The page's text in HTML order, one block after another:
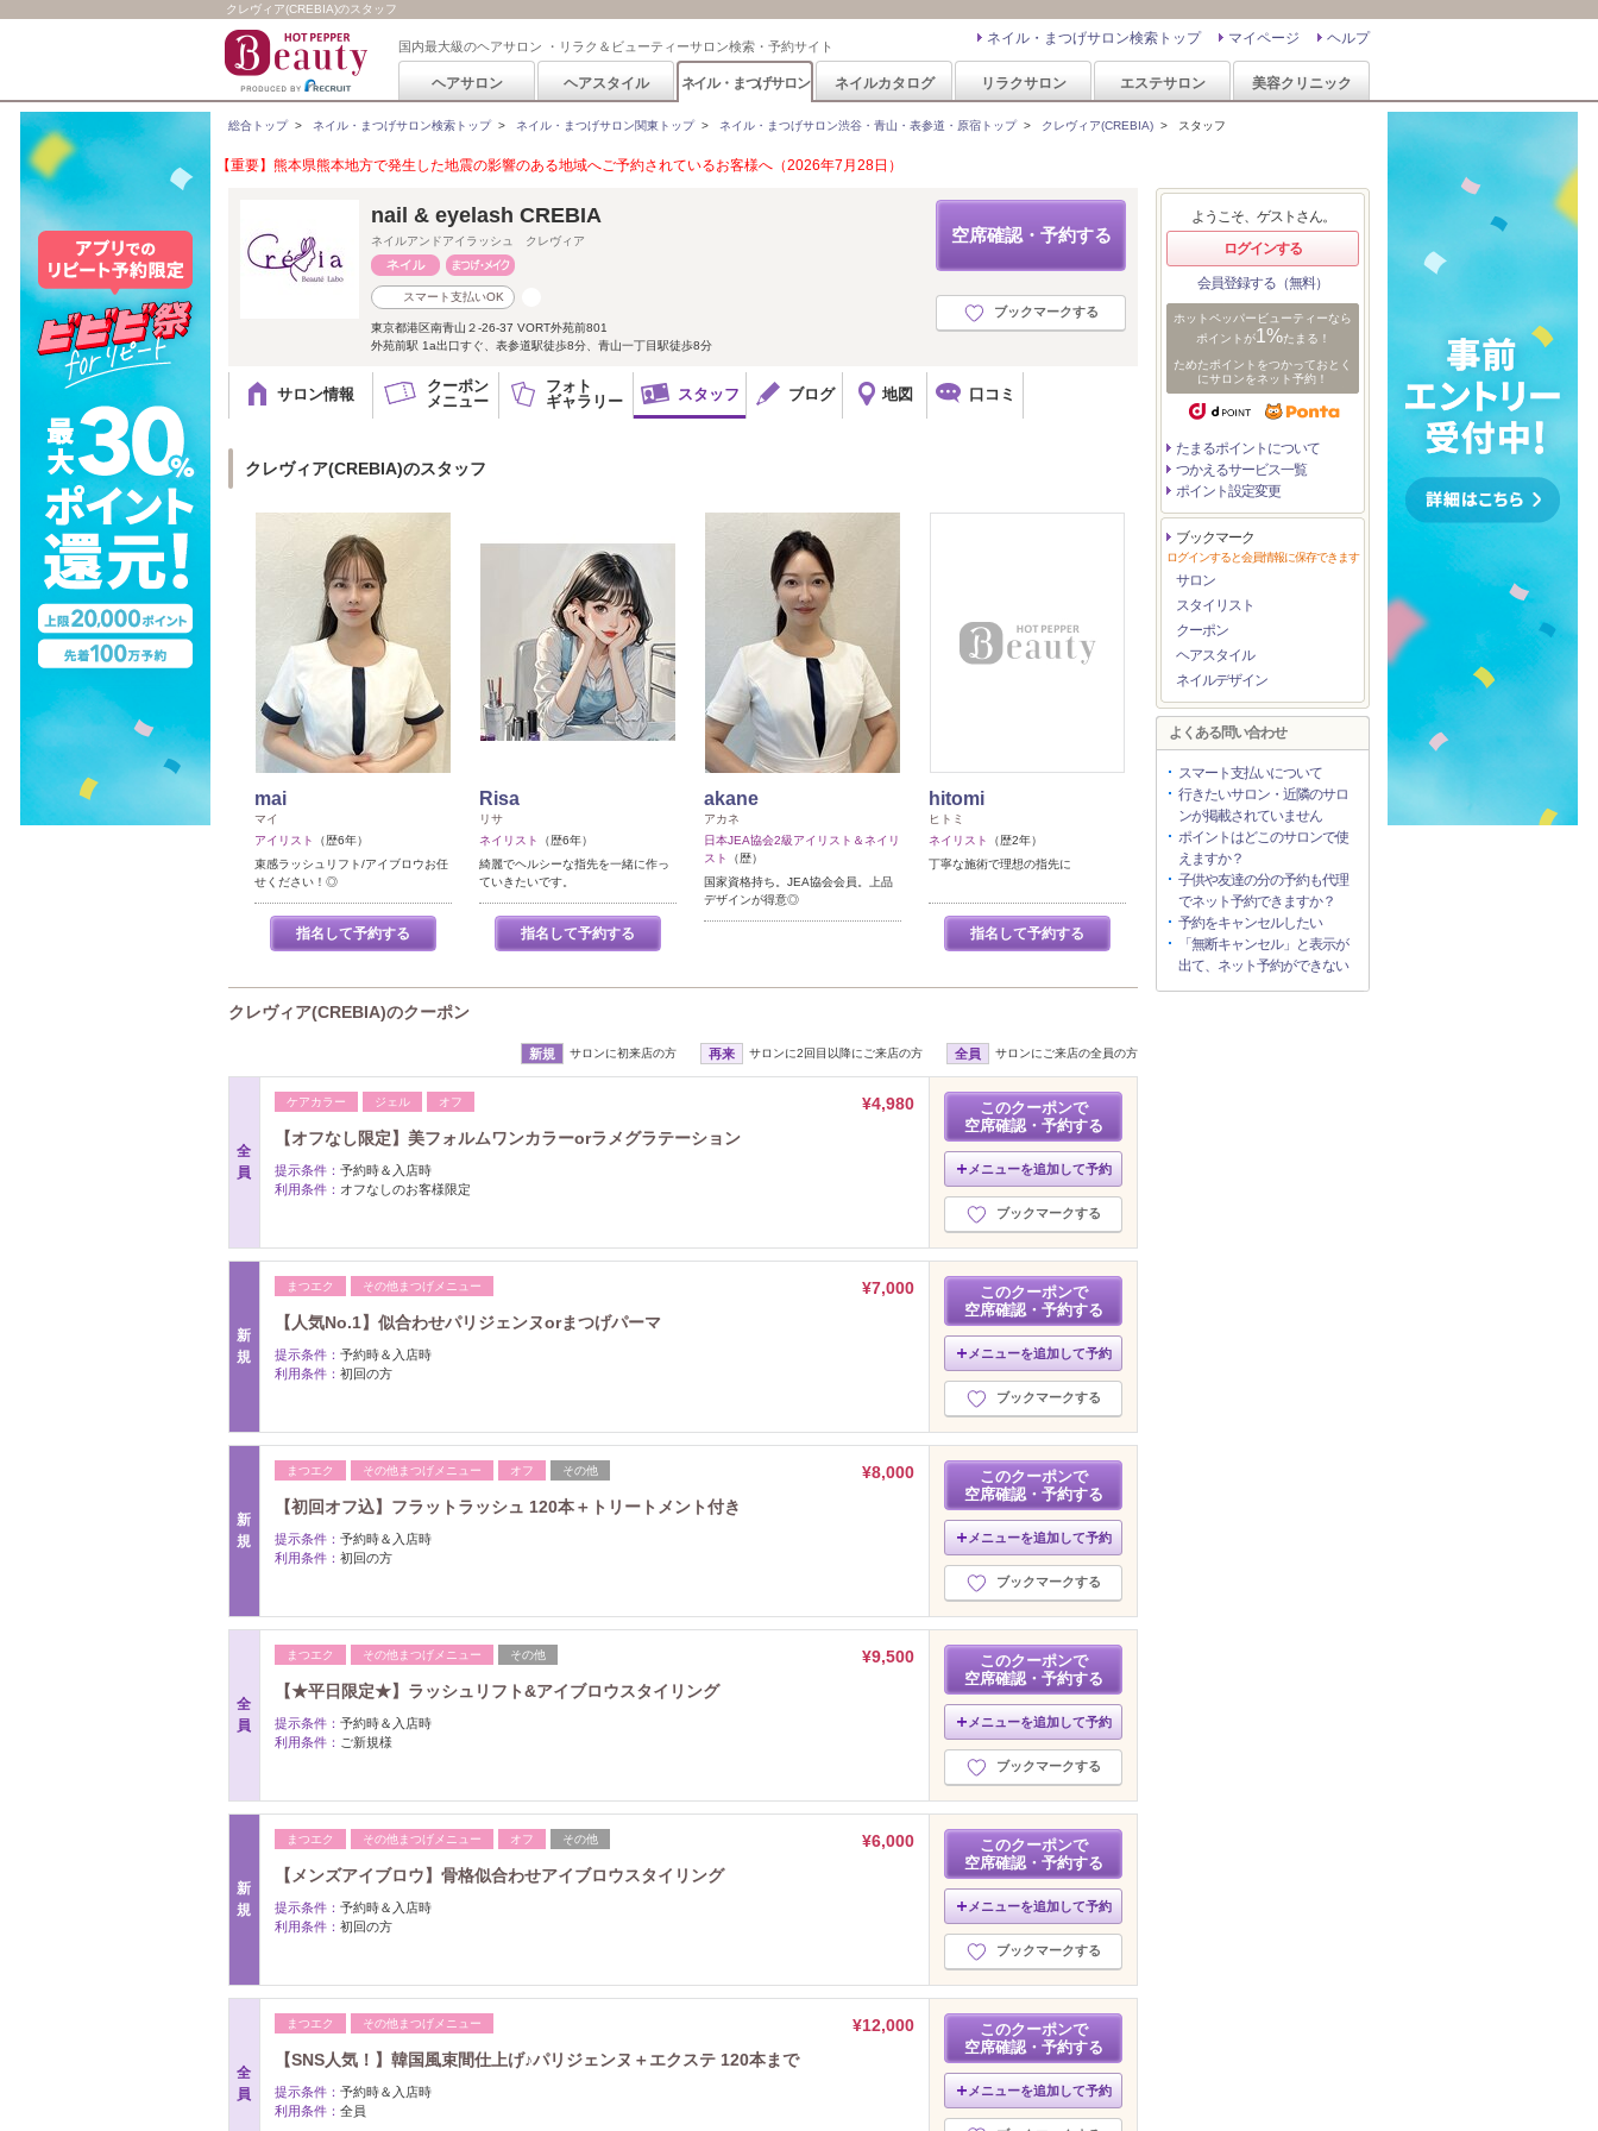
クレヴィア(CREBIA)のスタッフ
国内最大級のヘアサロン ・リラク＆ビューティーサロン検索・予約サイト ヘルプ
マイページ
ネイル・まつげサロン検索トップ
ヘアサロン ヘアスタイル ネイル・まつげサロン ネイルカタログ リラクサロン エステサロン 美容クリニック
総合トップ> ネイル・まつげサロン検索トップ> ネイル・まつげサロン関東トップ> ネイル・まつげサロン渋谷・青山・表参道・原宿トップ> クレヴィア(CREBIA) > スタッフ
【重要】熊本県熊本地方で発生した地震の影響のある地域へご予約されているお客様へ（2026年7月28日）
空席確認・予約する
ブックマークする
nail & eyelash CREBIA
ネイルアンドアイラッシュ クレヴィア
スマート支払いOK
東京都港区南青山２-26-37 VORT外苑前801
外苑前駅 1a出口すぐ、表参道駅徒歩8分、青山一丁目駅徒歩8分
サロン情報
クーポン
メニュー
フォト
ギャラリー
スタッフ ブログ 地図 口コミ
クレヴィア(CREBIA)のスタッフ
mai
マイ
アイリスト
（歴6年）
束感ラッシュリフト/アイブロウお任
せください！◎
指名して予約する
Risa
リサ
ネイリスト
（歴6年）
綺麗でヘルシーな指先を一緒に作っ
ていきたいです。
指名して予約する
akane
アカネ
日本JEA協会2級アイリスト＆ネイリ
スト
（歴）
国家資格持ち。JEA協会会員。上品
デザインが得意◎
hitomi
ヒトミ
ネイリスト
（歴2年）
丁寧な施術で理想の指先に
指名して予約する
クレヴィア(CREBIA)のクーポン
新規 サロンに初来店の方 再来 サロンに2回目以降にご来店の方 全員 サロンにご来店の全員の方
全
員
ケアカラー ジェル オフ
¥4,980
【オフなし限定】美フォルムワンカラーorラメグラテーション
提示条件： 予約時＆入店時
利用条件： オフなしのお客様限定
このクーポンで
空席確認・予約する
メニューを追加して予約
ブックマークする
新
規
まつエク その他まつげメニュー
¥7,000
【人気No.1】似合わせパリジェンヌorまつげパーマ
提示条件： 予約時＆入店時
利用条件： 初回の方
このクーポンで
空席確認・予約する
メニューを追加して予約
ブックマークする
新
規
まつエク その他まつげメニュー オフ その他
¥8,000
【初回オフ込】フラットラッシュ 120本＋トリートメント付き
提示条件： 予約時＆入店時
利用条件： 初回の方
このクーポンで
空席確認・予約する
メニューを追加して予約
ブックマークする
全
員
まつエク その他まつげメニュー その他
¥9,500
【★平日限定★】ラッシュリフト&アイブロウスタイリング
提示条件： 予約時＆入店時
利用条件： ご新規様
このクーポンで
空席確認・予約する
メニューを追加して予約
ブックマークする
新
規
まつエク その他まつげメニュー オフ その他
¥6,000
【メンズアイブロウ】骨格似合わせアイブロウスタイリング
提示条件： 予約時＆入店時
利用条件： 初回の方
このクーポンで
空席確認・予約する
メニューを追加して予約
ブックマークする
全
員
まつエク その他まつげメニュー
¥12,000
【SNS人気！】韓国風束間仕上げ♪パリジェンヌ＋エクステ 120本まで
提示条件： 予約時＆入店時
利用条件： 全員
このクーポンで
空席確認・予約する
メニューを追加して予約
ようこそ、ゲストさん。
ログインする
会員登録する（無料）
ホットペッパービューティーなら
ポイントが1%たまる！
ためたポイントをつかっておとく
にサロンをネット予約！
たまるポイントについて
つかえるサービス一覧
ポイント設定変更
ブックマーク
ログインすると会員情報に保存できます
サロン
スタイリスト
クーポン
ヘアスタイル
ネイルデザイン
よくある問い合わせ
スマート支払いについて
行きたいサロン・近隣のサロ
ンが掲載されていません
ポイントはどこのサロンで使
えますか？
子供や友達の分の予約も代理
でネット予約できますか？
予約をキャンセルしたい
「無断キャンセル」と表示が
出て、ネット予約ができない